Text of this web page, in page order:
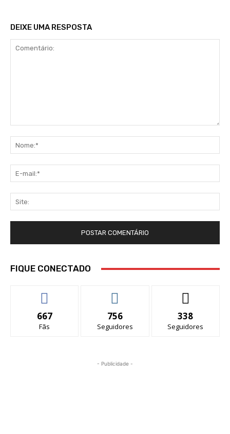
DEIXE UMA RESPOSTA
FIQUE CONECTADO
667
Fãs
756
Seguidores
338
Seguidores
- Publicidade -